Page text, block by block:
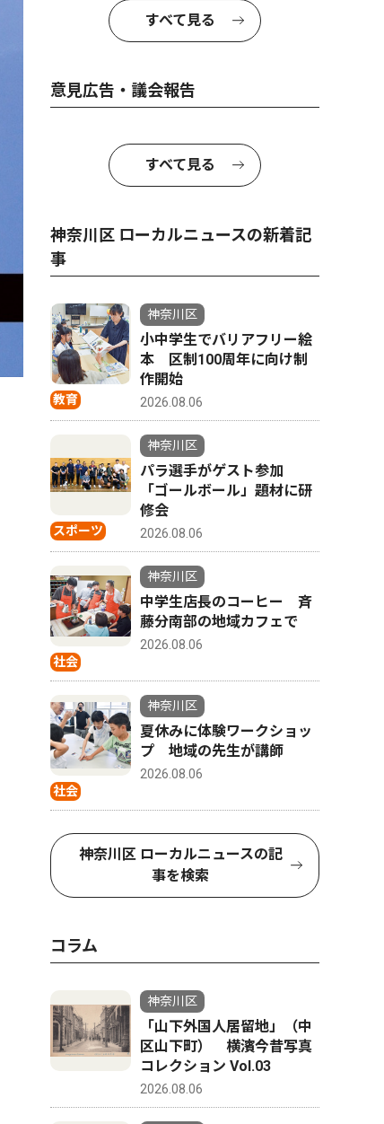
すべて見る
意見広告・議会報告
すべて見る
神奈川区 ローカルニュースの新着記
事
教育
神奈川区
小中学生でバリアフリー絵
本 区制100周年に向け制
作開始
2026.08.06
スポーツ
神奈川区
パラ選手がゲスト参加
「ゴールボール」題材に研
修会
2026.08.06
社会
神奈川区
中学生店長のコーヒー 斉
藤分南部の地域カフェで
2026.08.06
社会
神奈川区
夏休みに体験ワークショッ
プ 地域の先生が講師
2026.08.06
神奈川区 ローカルニュースの記
事を検索
コラム
神奈川区
「山下外国人居留地」（中
区山下町） 横濱今昔写真
コレクション Vol.03
2026.08.06